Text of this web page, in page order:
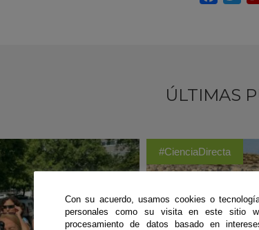
ÚLTIMAS
#CienciaDirecta
Con su acuerdo, usamos cookies o
personales como su visita en este sitio
procesamiento de datos basado en